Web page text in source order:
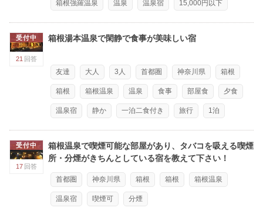
箱根強羅温泉 温泉 温泉宿 15,000円以下
受付中
21 回答
箱根湯本温泉で閑静で食事が美味しい宿
友達 大人 3人 首都圏 神奈川県 箱根
箱根 箱根温泉 温泉 食事 部屋食 夕食
温泉宿 静か 一泊二食付き 旅行 1泊
受付中
17 回答
箱根温泉で喫煙可能な部屋があり、タバコを吸える喫煙
所・分煙がきちんとしている宿を教えて下さい！
首都圏 神奈川県 箱根 箱根 箱根温泉
温泉宿 喫煙可 分煙